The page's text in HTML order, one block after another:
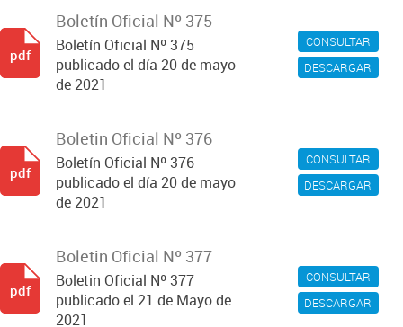
CONSULTAR
DESCARGAR
Boletín Oficial Nº 375
Boletín Oficial Nº 375
publicado el día 20 de mayo
de 2021
pdf
CONSULTAR
DESCARGAR
Boletin Oficial Nº 376
Boletín Oficial Nº 376
publicado el día 20 de mayo
de 2021
pdf
CONSULTAR
DESCARGAR
Boletin Oficial Nº 377
Boletin Oficial Nº 377
publicado el 21 de Mayo de
2021
pdf